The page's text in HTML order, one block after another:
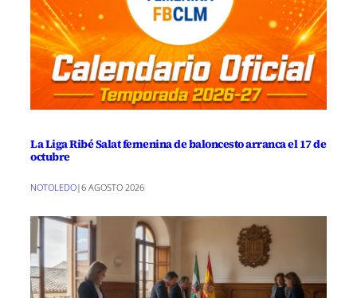
La Liga Ribé Salat femenina de baloncesto arranca el 17 de
octubre
NOTOLEDO|6 AGOSTO 2026